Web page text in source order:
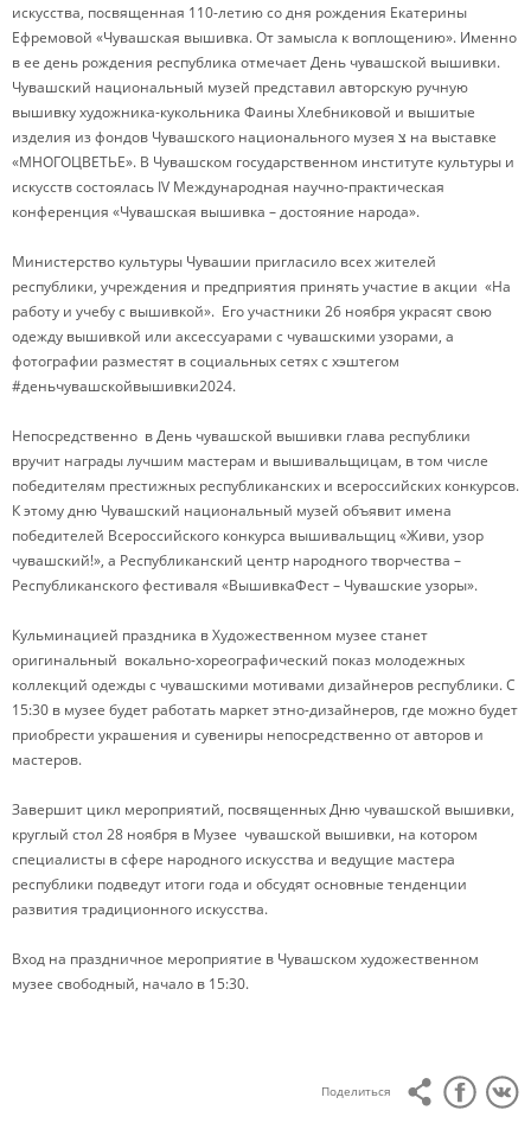
искусства, посвященная 110-летию со дня рождения Екатерины
Ефремовой «Чувашская вышивка. От замысла к воплощению». Именно
в ее день рождения республика отмечает День чувашской вышивки.
Чувашский национальный музей представил авторскую ручную
вышивку художника-кукольника Фаины Хлебниковой и вышитые
изделия из фондов Чувашского национального музея צ на выставке
«МНОГОЦВЕТЬЕ». В Чувашском государственном институте культуры и
искусств состоялась IV Международная научно-практическая
конференция «Чувашская вышивка – достояние народа».
Министерство культуры Чувашии пригласило всех жителей
республики, учреждения и предприятия принять участие в акции «На
работу и учебу с вышивкой». Его участники 26 ноября украсят свою
одежду вышивкой или аксессуарами с чувашскими узорами, а
фотографии разместят в социальных сетях с хэштегом
#деньчувашскойвышивки2024.
Непосредственно в День чувашской вышивки глава республики
вручит награды лучшим мастерам и вышивальщицам, в том числе
победителям престижных республиканских и всероссийских конкурсов.
К этому дню Чувашский национальный музей объявит имена
победителей Всероссийского конкурса вышивальщиц «Живи, узор
чувашский!», а Республиканский центр народного творчества –
Республиканского фестиваля «ВышивкаФест – Чувашские узоры».
Кульминацией праздника в Художественном музее станет
оригинальный вокально-хореографический показ молодежных
коллекций одежды с чувашскими мотивами дизайнеров республики. С
15:30 в музее будет работать маркет этно-дизайнеров, где можно будет
приобрести украшения и сувениры непосредственно от авторов и
мастеров.
Завершит цикл мероприятий, посвященных Дню чувашской вышивки,
круглый стол 28 ноября в Музее чувашской вышивки, на котором
специалисты в сфере народного искусства и ведущие мастера
республики подведут итоги года и обсудят основные тенденции
развития традиционного искусства.
Вход на праздничное мероприятие в Чувашском художественном
музее свободный, начало в 15:30.
Поделиться